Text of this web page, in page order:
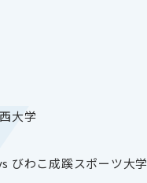
大学
びわこ成蹊スポーツ大学